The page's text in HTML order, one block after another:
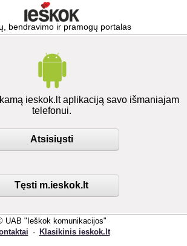
bendravimo ir pramogų portalas
ieskok.lt aplikaciją savo išmaniajam
telefonui.
Atsisiųsti
Tęsti m.ieskok.lt
UAB "Ieškok komunikacijos"
· Klasikinis ieskok.lt